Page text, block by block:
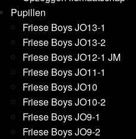
Pupillen
Friese Boys JO13-1
Friese Boys JO13-2
Friese Boys JO12-1 JM
Friese Boys JO11-1
Friese Boys JO10
Friese Boys JO10-2
Friese Boys JO9-1
Friese Boys JO9-2